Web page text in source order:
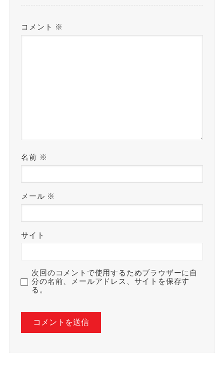
コメント ※
名前 ※
メール ※
サイト
次回のコメントで使用するためブラウザーに自
分の名前、メールアドレス、サイトを保存す
る。